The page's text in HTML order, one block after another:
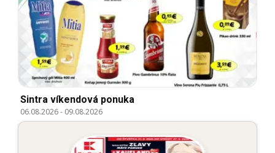
Sintra víkendová ponuka
06.08.2026- 09.08.2026